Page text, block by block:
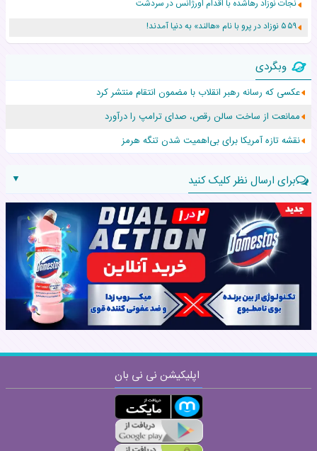
نجات نوزاد رهاشده با اقدام اورژانس در سردشت
۵۵۹ نوزاد در پرو با نام «هالند» به دنیا آمدند!
زن ۲۴ ساله پس از درمان سرطان رحم، مادر شد
افزایش قد این دختر، چند میلیون دلار برای پدرش خرج داشته
حرکت غیرقانونی یک پرستار، جان دوقلوها را نجات داد!
عجیب‌ترین تولد در ۵/۵/۵ امسال که همه را شوکه کرد!
وبگردی
عکسی که رسانه رهبر انقلاب با مضمون انتقام منتشر کرد
ممانعت از ساخت سالن رقص، صدای ترامپ را درآورد
نقشه تازه آمریکا برای بی‌اهمیت شدن تنگه هرمز
برای ارسال نظر کلیک کنید
▼
نام:
اپلیکیشن نی نی بان